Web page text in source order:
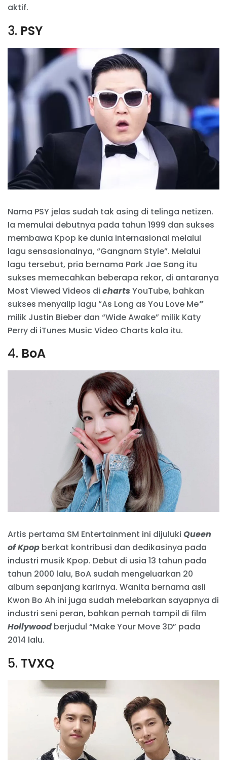
aktif.
3. PSY
Nama PSY jelas sudah tak asing di telinga netizen.
Ia memulai debutnya pada tahun 1999 dan sukses
membawa Kpop ke dunia internasional melalui
lagu sensasionalnya, “Gangnam Style”. Melalui
lagu tersebut, pria bernama Park Jae Sang itu
sukses memecahkan beberapa rekor, di antaranya
Most Viewed Videos di charts YouTube, bahkan
sukses menyalip lagu “As Long as You Love Me”
milik Justin Bieber dan “Wide Awake” milik Katy
Perry di iTunes Music Video Charts kala itu.
4. BoA
Artis pertama SM Entertainment ini dijuluki Queen
of Kpop berkat kontribusi dan dedikasinya pada
industri musik Kpop. Debut di usia 13 tahun pada
tahun 2000 lalu, BoA sudah mengeluarkan 20
album sepanjang karirnya. Wanita bernama asli
Kwon Bo Ah ini juga sudah melebarkan sayapnya di
industri seni peran, bahkan pernah tampil di film
Hollywood berjudul “Make Your Move 3D” pada
2014 lalu.
5. TVXQ